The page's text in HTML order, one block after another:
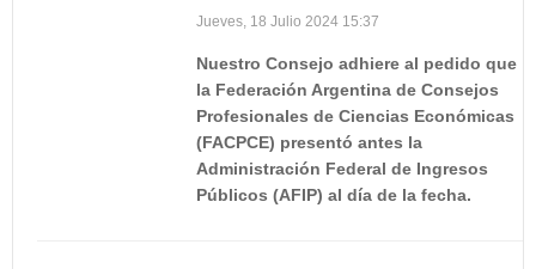
Jueves, 18 Julio 2024 15:37
Nuestro Consejo adhiere al pedido que
la Federación Argentina de Consejos
Profesionales de Ciencias Económicas
(FACPCE) presentó antes la
Administración Federal de Ingresos
Públicos (AFIP) al día de la fecha.